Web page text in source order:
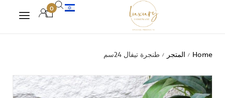
0
Home
/ المتجر / طنجرة تيفال 24سم